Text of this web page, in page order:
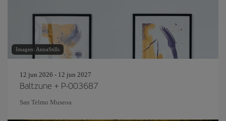
Imagen: AnnaStills
12 jun 2026 - 12 jun 2027
Baltzune + P-003687
San Telmo Museoa